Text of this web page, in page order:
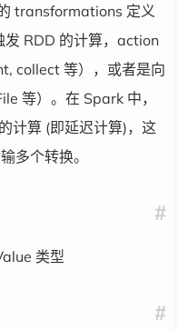
transformations 定义
RDD 的计算，action
collect 等），或者是向
等）。在 Spark 中，
计算 (即延迟计算)，这
多个转换。
#
类型
#